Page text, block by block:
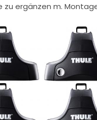
zu ergänzen m.